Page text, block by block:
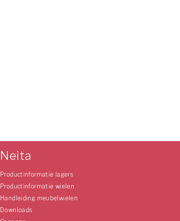
Neita
Productinformatie lagers
Productinformatie wielen
Handleiding meubelwielen
Downloads